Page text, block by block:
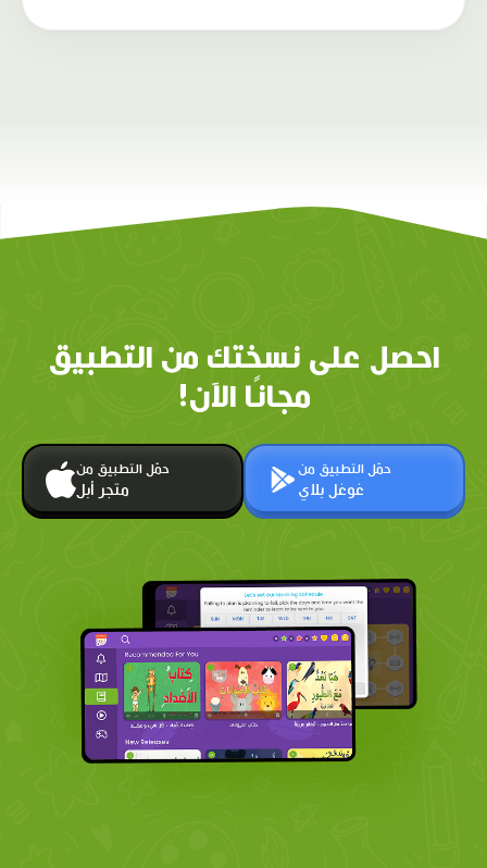
احصل على نسختك من التطبيق
مجانًا الآن!
حمّل التطبيق من
متجر أبل
حمّل التطبيق من
غوغل بلاي